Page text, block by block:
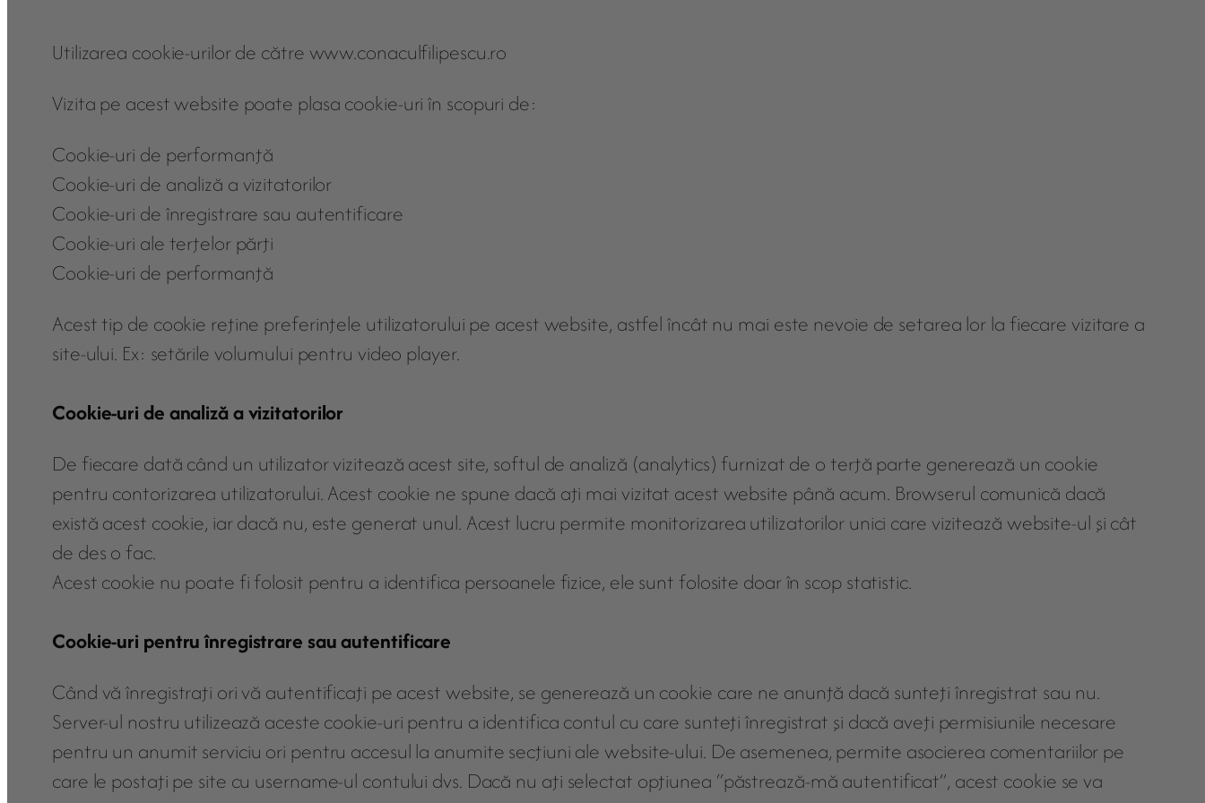
Utilizarea cookie-urilor de către www.conaculfilipescu.ro
Vizita pe acest website poate plasa cookie-uri în scopuri de:
Cookie-uri de performanţă
Cookie-uri de analiză a vizitatorilor
Cookie-uri de înregistrare sau autentificare
Cookie-uri ale terţelor părţi
Cookie-uri de performanţă
Acest tip de cookie reţine preferinţele utilizatorului pe acest website, astfel încât nu mai este nevoie de setarea lor la fiecare vizitare a
site-ului. Ex: setările volumului pentru video player.
Cookie-uri de analiză a vizitatorilor
De fiecare dată când un utilizator vizitează acest site, softul de analiză (analytics) furnizat de o terţă parte generează un cookie
pentru contorizarea utilizatorului. Acest cookie ne spune dacă aţi mai vizitat acest website până acum. Browserul comunică dacă
există acest cookie, iar dacă nu, este generat unul. Acest lucru permite monitorizarea utilizatorilor unici care vizitează website-ul şi cât
de des o fac.
Acest cookie nu poate fi folosit pentru a identifica persoanele fizice, ele sunt folosite doar în scop statistic.
Cookie-uri pentru înregistrare sau autentificare
Când vă înregistraţi ori vă autentificaţi pe acest website, se generează un cookie care ne anunţă dacă sunteţi înregistrat sau nu.
Server-ul nostru utilizează aceste cookie-uri pentru a identifica contul cu care sunteţi înregistrat şi dacă aveţi permisiunile necesare
pentru un anumit serviciu ori pentru accesul la anumite secţiuni ale website-ului. De asemenea, permite asocierea comentariilor pe
care le postaţi pe site cu username-ul contului dvs. Dacă nu aţi selectat opţiunea “păstrează-mă autentificat”, acest cookie se va